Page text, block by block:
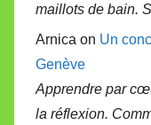
maillots de bain.
Arnica on Un
Genève
Apprendre par
la réflexion.